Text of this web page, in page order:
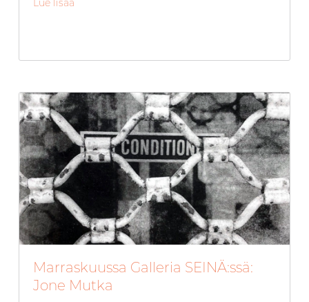
Marraskuussa Galleria SEINÄ:ssä:
Jone Mutka